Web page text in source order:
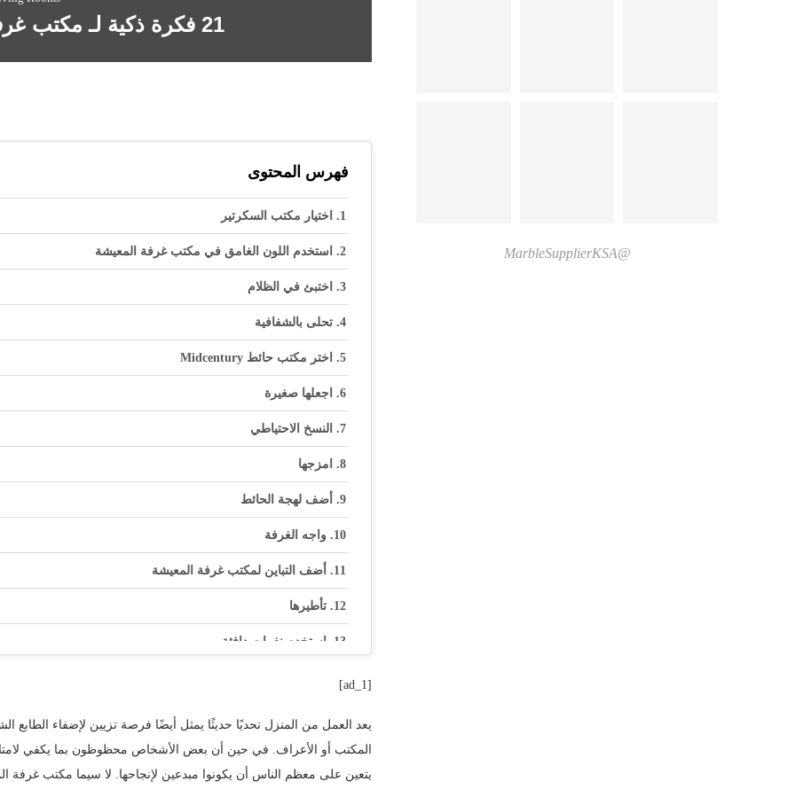
21 فكرة ذكية لـ مكتب غرفة المعيشة ستلهمك
فهرس المحتوى
اختيار مكتب السكرتير
استخدم اللون الغامق في مكتب غرفة المعيشة
اختبئ في الظلام
تحلى بالشفافية
اختر مكتب حائط Midcentury
اجعلها صغيرة
النسخ الاحتياطي
امزجها
أضف لهجة الحائط
واجه الغرفة
أضف التباين لمكتب غرفة المعيشة
تأطيرها
استخدم نغمات دافئة
اختر قطعة أثرية
المخيم في الكوف
[ad_1]
يعد العمل من المنزل تحديًا حديثًا يمثل أيضًا فرصة تزيين لإضفاء
المكتب أو الأعراف. في حين أن بعض الأشخاص محظوظون بما يكفي
يتعين على معظم الناس أن يكونوا مبدعين لإنجاحها. لا سيما مكتب غرفة
@MarbleSupplierKSA